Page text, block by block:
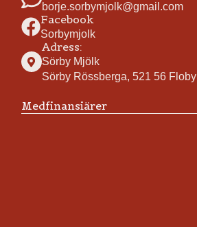
Adress:
Sörby Mjölk
Sörby Rössberga, 521 56 Floby
borje.sorbymjolk@gmail.com
Facebook
Sorbymjolk
Medfinansiärer